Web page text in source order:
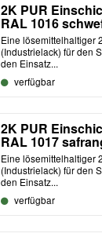
2K PUR
RAL 1016
Eine lösemittelhaltiger
(Industrielack) für den
den Einsatz...
verfügbar
2K PUR
RAL 1017
Eine lösemittelhaltiger
(Industrielack) für den
den Einsatz...
verfügbar